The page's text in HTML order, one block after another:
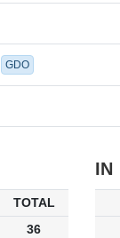
GDO
TOTAL
36
IN